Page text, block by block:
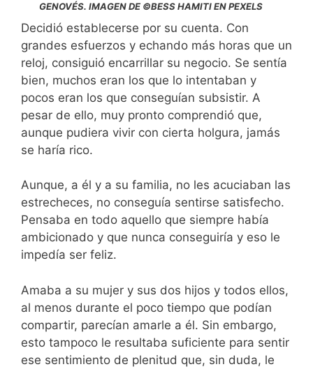
GENOVÉS. IMAGEN DE ©BESS HAMITI EN PEXELS
Decidió establecerse por su cuenta. Con
grandes esfuerzos y echando más horas que un
reloj, consiguió encarrillar su negocio. Se sentía
bien, muchos eran los que lo intentaban y
pocos eran los que conseguían subsistir. A
pesar de ello, muy pronto comprendió que,
aunque pudiera vivir con cierta holgura, jamás
se haría rico.
Aunque, a él y a su familia, no les acuciaban las
estrecheces, no conseguía sentirse satisfecho.
Pensaba en todo aquello que siempre había
ambicionado y que nunca conseguiría y eso le
impedía ser feliz.
Amaba a su mujer y sus dos hijos y todos ellos,
al menos durante el poco tiempo que podían
compartir, parecían amarle a él. Sin embargo,
esto tampoco le resultaba suficiente para sentir
ese sentimiento de plenitud que, sin duda, le